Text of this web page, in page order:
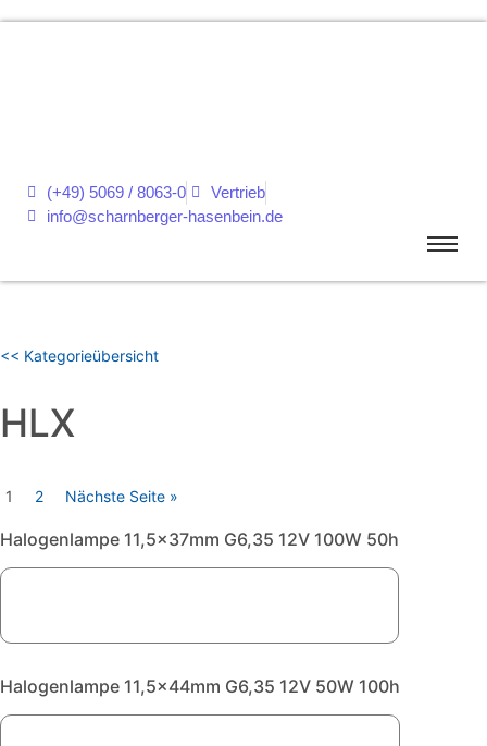
(+49) 5069 / 8063-0
Vertrieb
info@scharnberger-hasenbein.de
<< Kategorieübersicht
HLX
1 2 Nächste Seite »
Halogenlampe 11,5x37mm G6,35 12V 100W 50h
Halogenlampe 11,5x44mm G6,35 12V 50W 100h